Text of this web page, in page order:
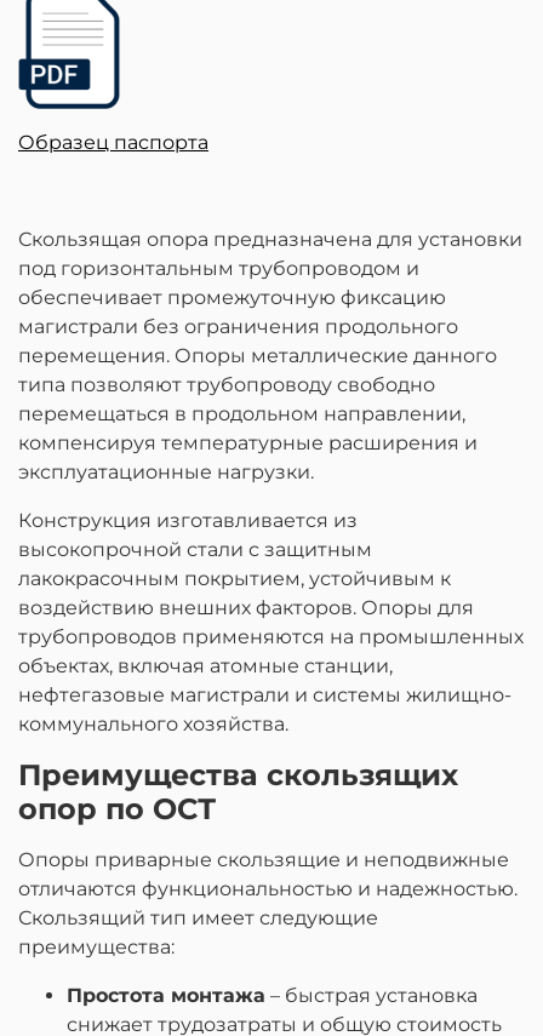
Образец паспорта
Скользящая опора предназначена для установки
под горизонтальным трубопроводом и
обеспечивает промежуточную фиксацию
магистрали без ограничения продольного
перемещения. Опоры металлические данного
типа позволяют трубопроводу свободно
перемещаться в продольном направлении,
компенсируя температурные расширения и
эксплуатационные нагрузки.
Конструкция изготавливается из
высокопрочной стали с защитным
лакокрасочным покрытием, устойчивым к
воздействию внешних факторов. Опоры для
трубопроводов применяются на промышленных
объектах, включая атомные станции,
нефтегазовые магистрали и системы жилищно-
коммунального хозяйства.
Преимущества скользящих
опор по ОСТ
Опоры приварные скользящие и неподвижные
отличаются функциональностью и надежностью.
Скользящий тип имеет следующие
преимущества:
Простота монтажа – быстрая установка
снижает трудозатраты и общую стоимость